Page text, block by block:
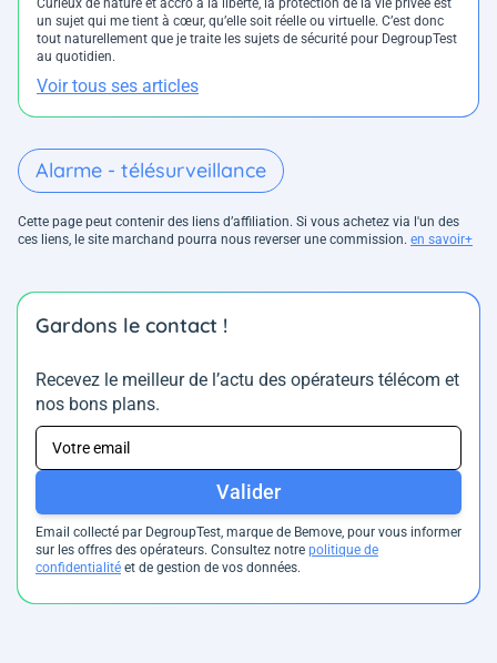
Curieux de nature et accro à la liberté, la protection de la vie privée est
un sujet qui me tient à cœur, qu’elle soit réelle ou virtuelle. C’est donc
tout naturellement que je traite les sujets de sécurité pour DegroupTest
au quotidien.
Voir tous ses articles
Alarme - télésurveillance
Cette page peut contenir des liens d’affiliation. Si vous achetez via l'un des
ces liens, le site marchand pourra nous reverser une commission. en savoir+
Gardons le contact !
Recevez le meilleur de l’actu des opérateurs télécom et
nos bons plans.
Valider
Email collecté par DegroupTest, marque de Bemove, pour vous informer
sur les offres des opérateurs. Consultez notre politique de
confidentialité et de gestion de vos données.